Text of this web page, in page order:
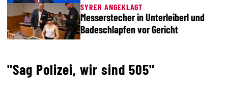
SYRER ANGEKLAGT
Messerstecher in Unterleiberl und
Badeschlapfen vor Gericht
"Sag Polizei, wir sind 505"